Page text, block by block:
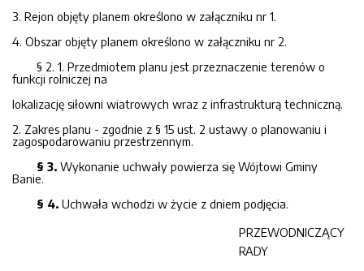
3. Rejon objęty planem określono w załączniku nr 1.
4. Obszar objęty planem określono w załączniku nr 2.
§ 2. 1. Przedmiotem planu jest przeznaczenie terenów o
funkcji rolniczej na
lokalizację siłowni wiatrowych wraz z infrastrukturą techniczną.
2. Zakres planu - zgodnie z § 15 ust. 2 ustawy o planowaniu i
zagospodarowaniu przestrzennym.
§ 3. Wykonanie uchwały powierza się Wójtowi Gminy
Banie.
§ 4. Uchwała wchodzi w życie z dniem podjęcia.
PRZEWODNICZĄCY
RADY